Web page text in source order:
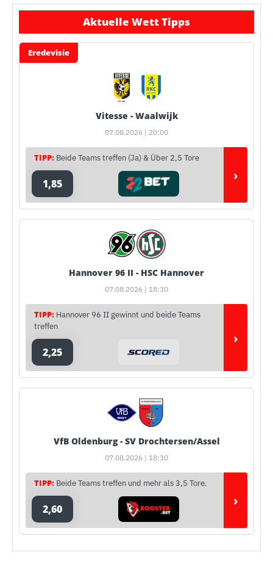
Aktuelle Wett Tipps
Eredevisie
Vitesse - Waalwijk
07.08.2026 | 20:00
TIPP: Beide Teams treffen (Ja) & Über 2,5 Tore
1,85 ›
Hannover 96 II - HSC Hannover
07.08.2026 | 18:30
TIPP: Hannover 96 II gewinnt und beide Teams
treffen
2,25
›
VfB Oldenburg - SV Drochtersen/Assel
07.08.2026 | 18:30
TIPP: Beide Teams treffen und mehr als 3,5 Tore.
2,60 ›